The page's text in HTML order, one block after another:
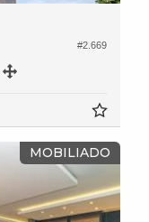
#2.669
MOBILIADO